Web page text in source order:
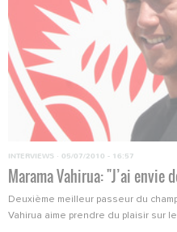
INTERVIEWS · 05/07/2010 - 16:57
Marama Vahirua: "J’ai envie
Deuxième meilleur passeur du
Vahirua aime prendre du plaisir sur